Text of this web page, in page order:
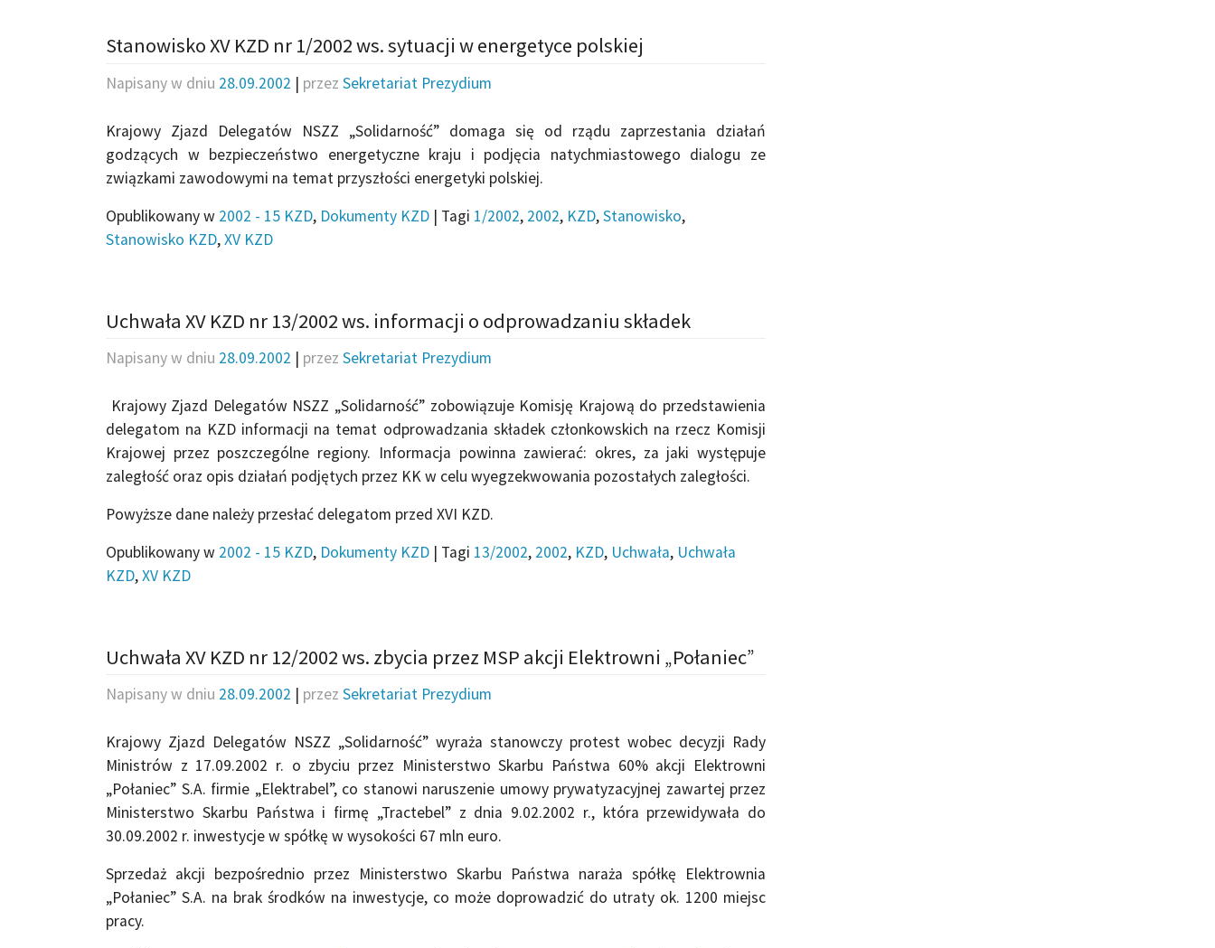
Stanowisko XV KZD nr 1/2002 ws. sytuacji w energetyce polskiej
Napisany w dniu 28.09.2002 | przez Sekretariat Prezydium
Krajowy Zjazd Delegatów NSZZ „Solidarność” domaga się od rządu zaprzestania działań
godzących w bezpieczeństwo energetyczne kraju i podjęcia natychmiastowego dialogu ze
związkami zawodowymi na temat przyszłości energetyki polskiej.
Opublikowany w 2002 - 15 KZD, Dokumenty KZD | Tagi 1/2002, 2002, KZD,Stanowisko,
Stanowisko KZD,XV KZD
Uchwała XV KZD nr 13/2002 ws. informacji o odprowadzaniu składek
Napisany w dniu 28.09.2002 | przez Sekretariat Prezydium
Krajowy Zjazd Delegatów NSZZ „Solidarność” zobowiązuje Komisję Krajową do przedstawienia
delegatom na KZD informacji na temat odprowadzania składek członkowskich na rzecz Komisji
Krajowej przez poszczególne regiony. Informacja powinna zawierać: okres, za jaki występuje
zaległość oraz opis działań podjętych przez KK w celu wyegzekwowania pozostałych zaległości.
Powyższe dane należy przesłać delegatom przed XVI KZD.
Opublikowany w 2002 - 15 KZD, Dokumenty KZD | Tagi 13/2002, 2002, KZD, Uchwała, Uchwała
KZD,XV KZD
Uchwała XV KZD nr 12/2002 ws. zbycia przez MSP akcji Elektrowni „Połaniec”
Napisany w dniu 28.09.2002 | przez Sekretariat Prezydium
Krajowy Zjazd Delegatów NSZZ „Solidarność” wyraża stanowczy protest wobec decyzji Rady
Ministrów z 17.09.2002 r. o zbyciu przez Ministerstwo Skarbu Państwa 60% akcji Elektrowni
„Połaniec” S.A. firmie „Elektrabel”, co stanowi naruszenie umowy prywatyzacyjnej zawartej przez
Ministerstwo Skarbu Państwa i firmę „Tractebel” z dnia 9.02.2002 r., która przewidywała do
30.09.2002 r. inwestycje w spółkę w wysokości 67 mln euro.
Sprzedaż akcji bezpośrednio przez Ministerstwo Skarbu Państwa naraża spółkę Elektrownia
„Połaniec” S.A. na brak środków na inwestycje, co może doprowadzić do utraty ok. 1200 miejsc
pracy.